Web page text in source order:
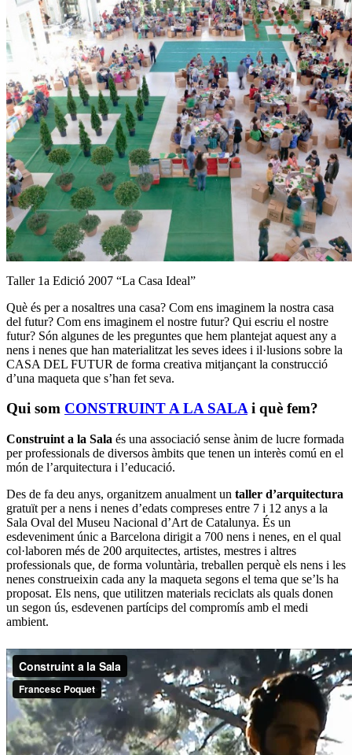
Taller 1a Edició 2007 “La Casa Ideal”
Què és per a nosaltres una casa? Com ens imaginem la nostra casa
del futur? Com ens imaginem el nostre futur? Qui escriu el nostre
futur? Són algunes de les preguntes que hem plantejat aquest any a
nens i nenes que han materialitzat les seves idees i il·lusions sobre la
CASA DEL FUTUR de forma creativa mitjançant la construcció
d’una maqueta que s’han fet seva.
Qui som CONSTRUINT A LA SALAi què fem?
Construint a la Sala és una associació sense ànim de lucre formada
per professionals de diversos àmbits que tenen un interès comú en el
món de l’arquitectura i l’educació.
Des de fa deu anys, organitzem anualment un taller d’arquitectura
gratuït per a nens i nenes d’edats compreses entre 7 i 12 anys a la
Sala Oval del Museu Nacional d’Art de Catalunya. És un
esdeveniment únic a Barcelona dirigit a 700 nens i nenes, en el qual
col·laboren més de 200 arquitectes, artistes, mestres i altres
professionals que, de forma voluntària, treballen perquè els nens i les
nenes construeixin cada any la maqueta segons el tema que se’ls ha
proposat. Els nens, que utilitzen materials reciclats als quals donen
un segon ús, esdevenen partícips del compromís amb el medi
ambient.